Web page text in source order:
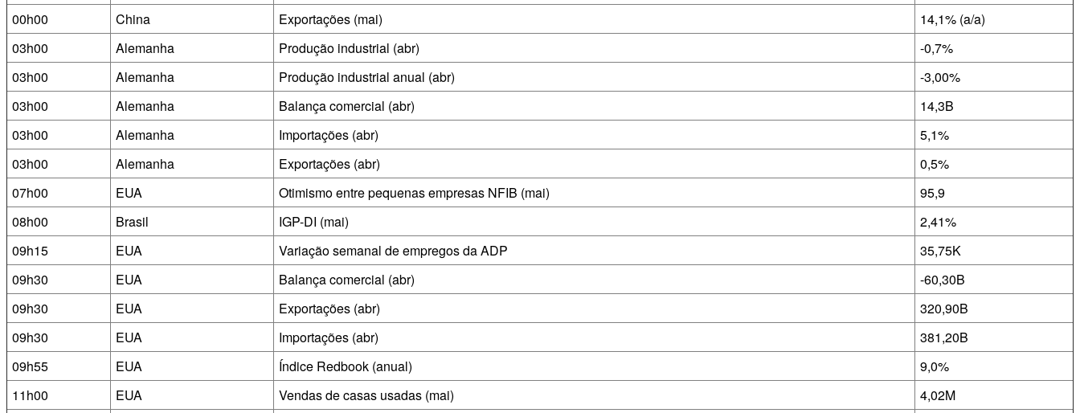
00h00
China Exportações (mai)
14,1% (a/a)
03h00
Alemanha Produção industrial (abr)
-0,7%
03h00
Alemanha Produção industrial anual (abr)
-3,00%
03h00
Alemanha Balança comercial (abr)
14,3B
03h00
Alemanha Importações (abr)
5,1%
03h00
Alemanha Exportações (abr)
0,5%
07h00
EUA Otimismo entre pequenas empresas NFIB (mai)
95,9
08h00
Brasil IGP-DI (mai)
2,41%
09h15
EUA Variação semanal de empregos da ADP
35,75K
09h30
EUA Balança comercial (abr)
-60,30B
09h30
EUA Exportações (abr)
320,90B
09h30
EUA Importações (abr)
381,20B
09h55
EUA Índice Redbook (anual)
9,0%
11h00
EUA Vendas de casas usadas (mai)
4,02M